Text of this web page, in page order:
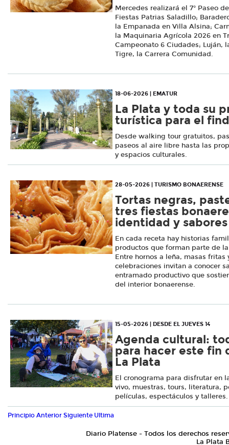
Mercedes realizará el 7° Paseo
Fiestas Patrias Saladillo;
la Empanada en Villa Alsina;
la Maquinaria Agrícola 2026 en
Campeonato 6 Ciudades; Luján,
Tigre, la Carrera Comunidad.
18-06-2026 | EMATUR
La Plata y toda su
turística para el
Desde walking tour gratuitos,
paseos al aire libre hasta las
y espacios culturales.
28-05-2026 | TURISMO BONAERENSE
Tortas negras,
tres fiestas
identidad y
En cada receta hay historias
productos que forman parte de
Entre hornos a leña, masas fritas
celebraciones invitan a conocer
entramado productivo que
del interior bonaerense.
15-05-2026 | DESDE EL JUEVES 14
Agenda cultural:
para hacer este fin
La Plata
El cronograma para disfrutar en
vivo, muestras, tours, literatura,
películas, espectáculos y
Principio Anterior Siguiente Ultima
Diario Platense - Todos los derechos
La Plata